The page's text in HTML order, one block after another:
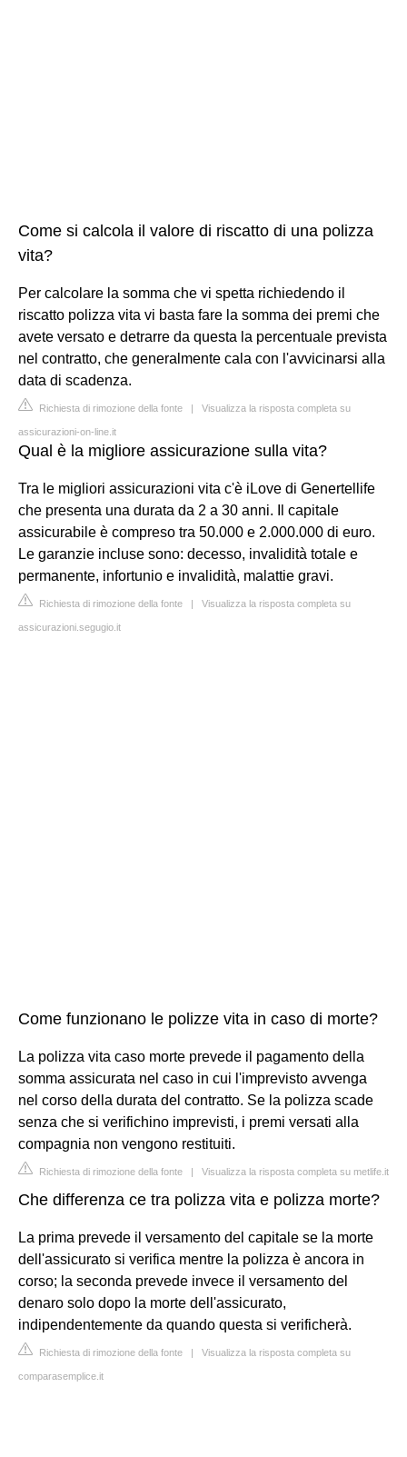
Come si calcola il valore di riscatto di una polizza
vita?
Per calcolare la somma che vi spetta richiedendo il
riscatto polizza vita vi basta fare la somma dei premi che
avete versato e detrarre da questa la percentuale prevista
nel contratto, che generalmente cala con l'avvicinarsi alla
data di scadenza.
Richiesta di rimozione della fonte | Visualizza la risposta completa su
assicurazioni-on-line.it
Qual è la migliore assicurazione sulla vita?
Tra le migliori assicurazioni vita c'è iLove di Genertellife
che presenta una durata da 2 a 30 anni. Il capitale
assicurabile è compreso tra 50.000 e 2.000.000 di euro.
Le garanzie incluse sono: decesso, invalidità totale e
permanente, infortunio e invalidità, malattie gravi.
Richiesta di rimozione della fonte | Visualizza la risposta completa su
assicurazioni.segugio.it
Come funzionano le polizze vita in caso di morte?
La polizza vita caso morte prevede il pagamento della
somma assicurata nel caso in cui l'imprevisto avvenga
nel corso della durata del contratto. Se la polizza scade
senza che si verifichino imprevisti, i premi versati alla
compagnia non vengono restituiti.
Richiesta di rimozione della fonte | Visualizza la risposta completa su metlife.it
Che differenza ce tra polizza vita e polizza morte?
La prima prevede il versamento del capitale se la morte
dell'assicurato si verifica mentre la polizza è ancora in
corso; la seconda prevede invece il versamento del
denaro solo dopo la morte dell'assicurato,
indipendentemente da quando questa si verificherà.
Richiesta di rimozione della fonte | Visualizza la risposta completa su
comparasemplice.it